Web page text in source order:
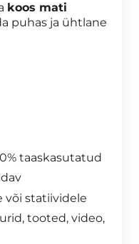
koos mati
puhas ja ühtlane
taaskasutatud
või statiividele
tooted, video,